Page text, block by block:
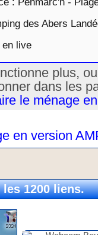
des Abers
live
plus,
dans les
le ménage
en version
1200 liens.